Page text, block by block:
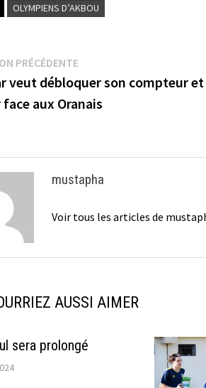
OLYMPIENS D’AKBOU
PRÉCÉDENTEPublication
précédente :
veut débloquer son compteur et
aux Oranais
mustapha
Voir tous les articles de
AUSSI AIMER
sera prolongé